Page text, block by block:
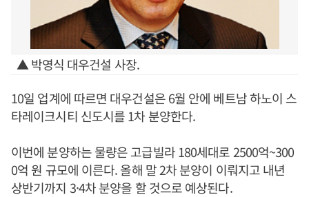
▲ 박영식 대우건설 사장.
10일 업계에 따르면 대우건설은 6월 안에 베트남 하노이 스
타레이크시티 신도시를 1차 분양한다.
이번에 분양하는 물량은 고급빌라 180세대로 2500억~300
0억 원 규모에 이른다. 올해 말 2차 분양이 이뤄지고 내년
상반기까지 3·4차 분양을 할 것으로 예상된다.